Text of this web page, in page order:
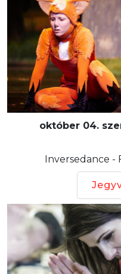
október 04.
Inversedance -